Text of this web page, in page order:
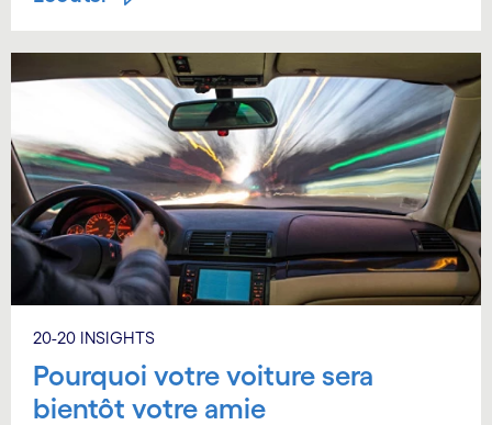
20-20 INSIGHTS
Pourquoi votre voiture sera
bientôt votre amie